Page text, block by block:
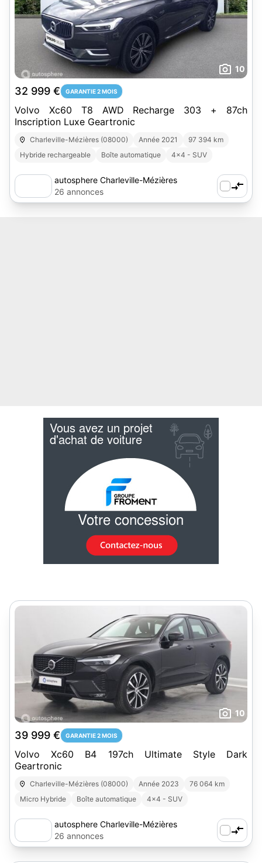
10
32 999 € GARANTIE 2 MOIS
Volvo Xc60 T8 AWD Recharge 303 + 87ch
Inscription Luxe Geartronic
Charleville-Mézières (08000) Année 2021
97 394 km
Hybride rechargeable
Boîte automatique 4x4 - SUV
autosphere Charleville-Mézières
26 annonces
10
39 999 € GARANTIE 2 MOIS
Volvo Xc60 B4 197ch Ultimate Style Dark
Geartronic
Charleville-Mézières (08000) Année 2023
76 064 km
Micro Hybride
Boîte automatique 4x4 - SUV
autosphere Charleville-Mézières
26 annonces